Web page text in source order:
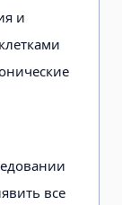
и
все